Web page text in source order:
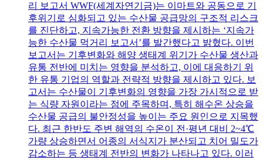
리 보고서 WWF(세계자연기금)는 이마트와 공동으로 기
후위기로 심화되고 있는 수산물 공급망의 구조적 리스크
를 진단하고, 지속가능한 전환 방향을 제시하는 ‘지속가
능한 수산물 먹거리 보고서’를 발간했다고 밝혔다. 이번
보고서는 기후변화와 해양 생태계 위기가 수산물 생산과
유통 전반에 미치는 영향을 분석하고, 이에 대응하기 위
한 유통 기업의 역할과 전략적 방향을 제시하고 있다. 보
고서는 수산물이 기후변화의 영향을 가장 가시적으로 받
는 식량 자원이라는 점에 주목하며, 특히 해수온 상승을
수산물 공급의 불안정성을 높이는 주요 원인으로 지목했
다. 최근 한반도 주변 해역의 수온이 전·평년 대비 2~4℃
가량 상승하면서 어종의 서식지가 분산되고 치어 밀도가
감소하는 등 생태계 전반의 변화가 나타나고 있다. 이러